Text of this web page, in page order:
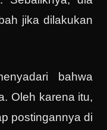
jika dilakukan
bahwa
Oleh karena itu,
postingannya di